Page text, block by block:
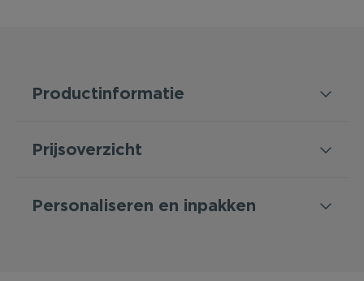
Productinformatie
Prijsoverzicht
Personaliseren en inpakken